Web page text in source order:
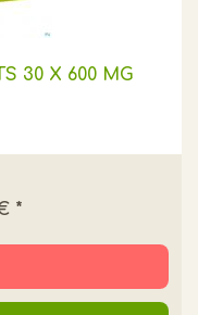
30 X 600 MG
*